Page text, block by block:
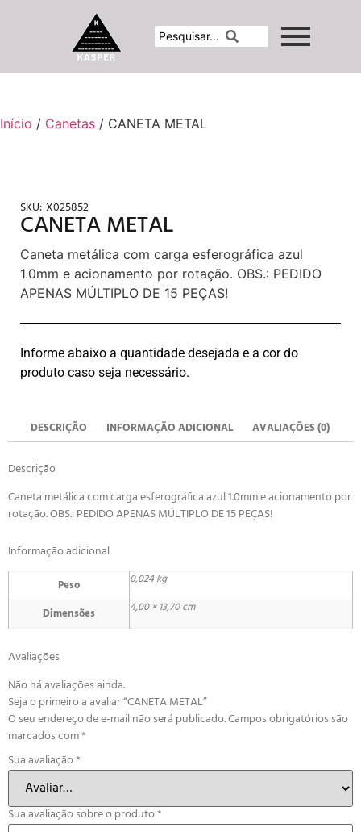
Início / Canetas / CANETA METAL
SKU: X025852
CANETA METAL
Caneta metálica com carga esferográfica azul
1.0mm e acionamento por rotação. OBS.: PEDIDO
APENAS MÚLTIPLO DE 15 PEÇAS!
Informe abaixo a quantidade desejada e a cor do
produto caso seja necessário.
DESCRIÇÃO INFORMAÇÃO ADICIONAL AVALIAÇÕES (0)
Descrição
Caneta metálica com carga esferográfica azul 1.0mm e acionamento por
rotação. OBS.: PEDIDO APENAS MÚLTIPLO DE 15 PEÇAS!
Informação adicional
Peso 0,024 kg
Dimensões 4,00 × 13,70 cm
Avaliações
Não há avaliações ainda.
Seja o primeiro a avaliar “CANETA METAL”
O seu endereço de e-mail não será publicado.Campos obrigatórios são
marcados com*
Sua avaliação*
Sua avaliação sobre o produto*